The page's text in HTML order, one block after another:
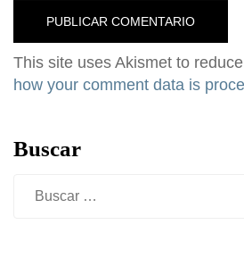
This site uses Akismet to
how your comment data is
Buscar